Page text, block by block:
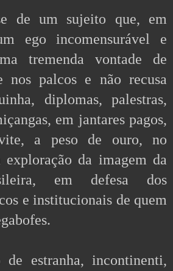
de um sujeito que, em
ego incomensurável e
tremenda vontade de
nos palcos e não recusa
diplomas, palestras,
em jantares pagos,
a peso de ouro, no
da imagem da
em defesa dos
e institucionais de quem
estranha, incontinenti,